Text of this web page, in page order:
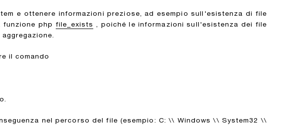
e ottenere informazioni preziose, ad esempio sull'esistenza di file
funzione php file_exists , poiché le informazioni sull'esistenza dei file
il comando
nel percorso del file (esempio: C: \\ Windows \\ System32 \\